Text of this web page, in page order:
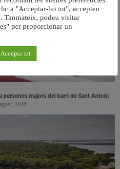
persones majors del barri de Sant Antoni
2026
a "Acceptar-ho tot", accepteu
Tanmateix, podeu visitar
per proporcionar un
Accepta tot